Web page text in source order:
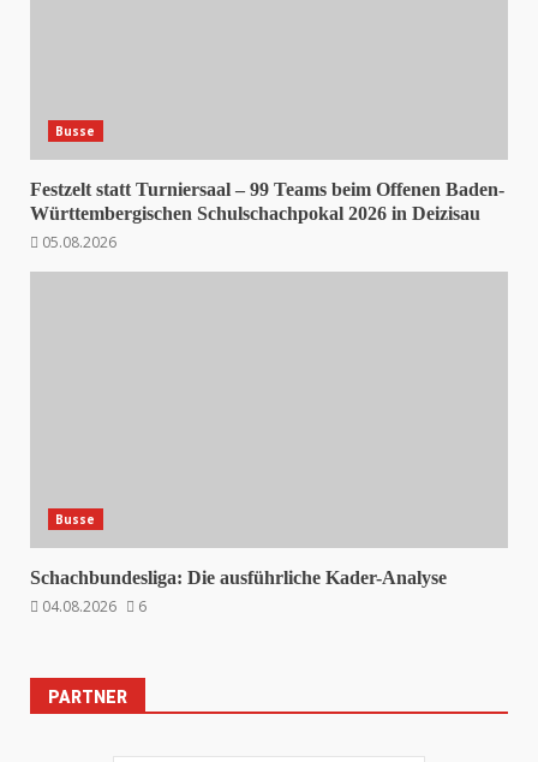
Busse
Festzelt statt Turniersaal – 99 Teams beim Offenen Baden-
Württembergischen Schulschachpokal 2026 in Deizisau
05.08.2026
Busse
Schachbundesliga: Die ausführliche Kader-Analyse
04.08.2026
6
PARTNER